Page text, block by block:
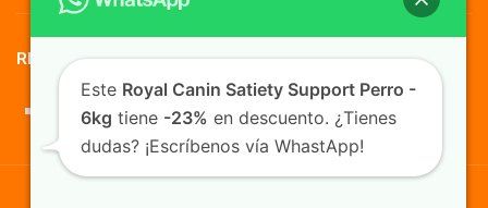
REDES SOCIALES
TusMascotas.cl
Este Royal Canin Satiety Support Perro -
6kg tiene -23% en descuento. ¿Tienes
dudas? ¡Escríbenos vía WhastApp!